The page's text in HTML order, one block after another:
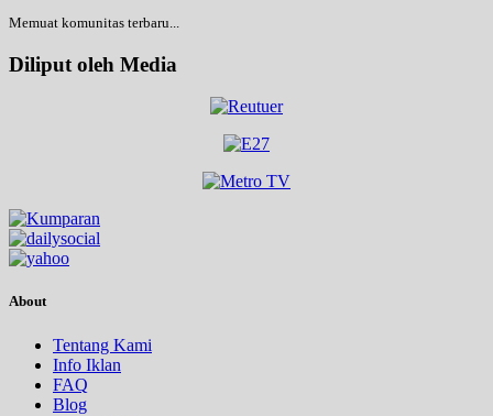
Memuat komunitas terbaru...
Diliput oleh Media
About
Tentang Kami
Info Iklan
FAQ
Blog